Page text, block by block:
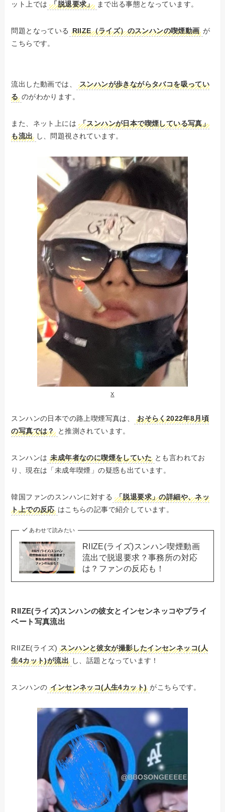
ット上では 「脱退要求」 まで出る事態となっています。
問題となっている RIIZE（ライズ）のスンハンの喫煙動画 が
こちらです。
流出した動画では、
スンハンが歩きながらタバコを吸ってい
る のがわかります。
また、ネット上には 「スンハンが日本で喫煙している写真」
も流出
し、問題視されています。
X
スンハンの日本での路上喫煙写真は、
おそらく2022年8月頃
の写真では？ と推測されています。
スンハンは 未成年者なのに喫煙をしていた とも言われてお
り、現在は「未成年喫煙」の疑惑も出ています。
韓国ファンのスンハンに対する 「脱退要求」の詳細や、ネッ
ト上での反応 はこちらの記事で紹介しています。
あわせて読みたい
RIIZE(ライズ)スンハン喫煙動画
流出で脱退要求？事務所の対応
は？ファンの反応も！
RIIZE(ライズ)スンハンの彼女とインセンネッコやプライ
ベート写真流出
RIIZE(ライズ) スンハンと彼女が撮影したインセンネッコ(人
生4カット)が流出 し、話題となっています！
スンハンの インセンネッコ(人生4カット) がこちらです。